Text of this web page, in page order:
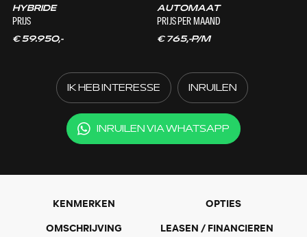
HYBRIDE AUTOMAAT
PRIJS
€ 59.950,-
PRIJS PER MAAND
€ 765,-P/M
IK HEB INTERESSE INRUILEN
INRUILEN VIA WHATSAPP
KENMERKEN
OPTIES
OMSCHRIJVING
LEASEN / FINANCIEREN